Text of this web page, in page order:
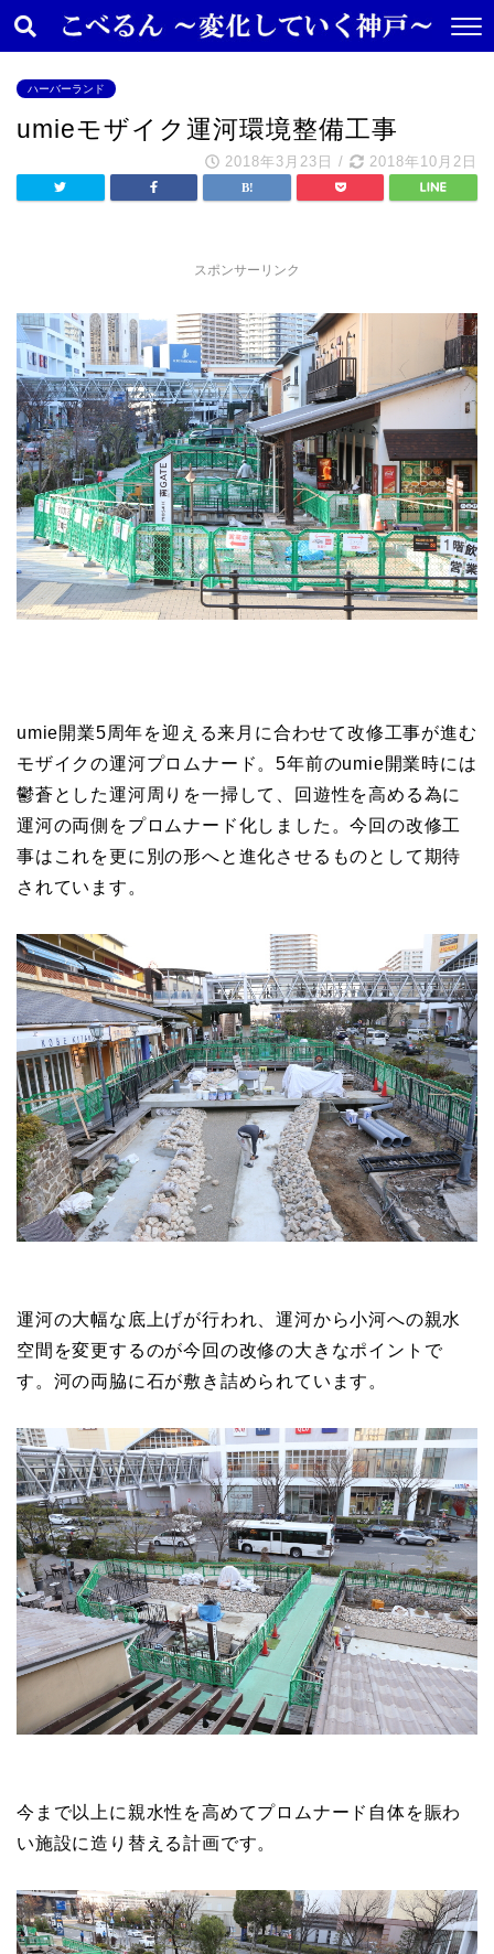
ハーバーランド
umieモザイク運河環境整備工事
2018年3月23日 / 2018年10月2日
スポンサーリンク
umie開業5周年を迎える来月に合わせて改修工事が進む
モザイクの運河プロムナード。5年前のumie開業時には
鬱蒼とした運河周りを一掃して、回遊性を高める為に
運河の両側をプロムナード化しました。今回の改修工
事はこれを更に別の形へと進化させるものとして期待
されています。
運河の大幅な底上げが行われ、運河から小河への親水
空間を変更するのが今回の改修の大きなポイントで
す。河の両脇に石が敷き詰められています。
今まで以上に親水性を高めてプロムナード自体を賑わ
い施設に造り替える計画です。